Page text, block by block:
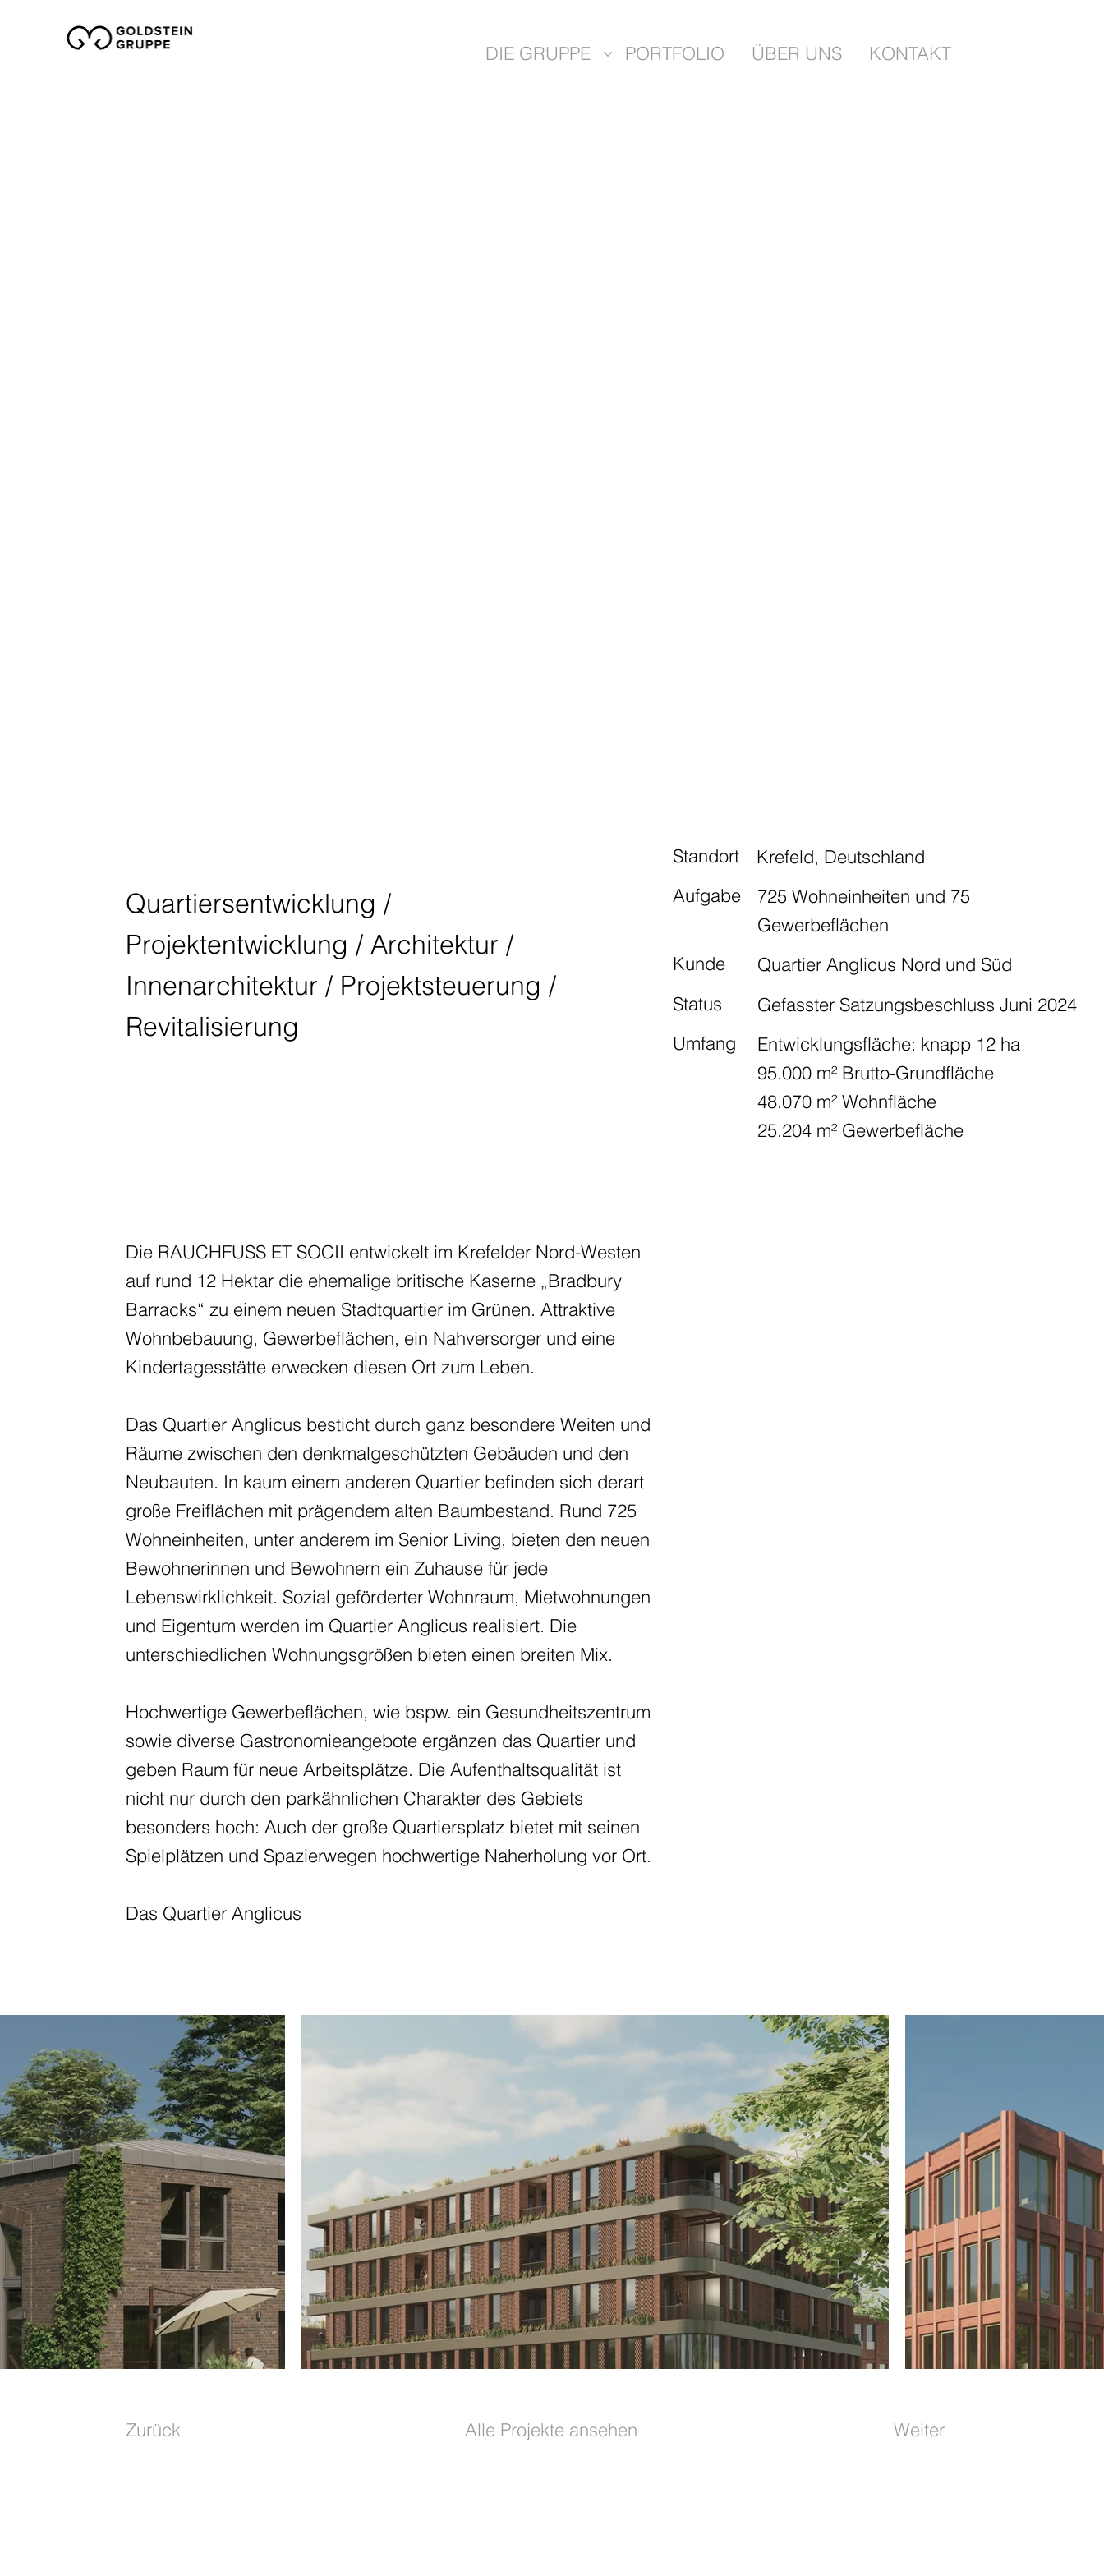
DIE GRUPPE PORTFOLIO ÜBER UNS KONTAKT
Quartiersentwicklung /
Projektentwicklung / Architektur /
Innenarchitektur / Projektsteuerung /
Revitalisierung
Standort
Krefeld, Deutschland
Aufgabe
725 Wohneinheiten und 75
Gewerbeflächen
Kunde
Quartier Anglicus Nord und Süd
Status
Gefasster Satzungsbeschluss Juni 2024
Umfang
Entwicklungsfläche: knapp 12 ha
95.000 m² Brutto-Grundfläche
48.070 m² Wohnfläche
25.204 m² Gewerbefläche
Die RAUCHFUSS ET SOCII entwickelt im Krefelder Nord-Westen
auf rund 12 Hektar die ehemalige britische Kaserne „Bradbury
Barracks“ zu einem neuen Stadtquartier im Grünen. Attraktive
Wohnbebauung, Gewerbeflächen, ein Nahversorger und eine
Kindertagesstätte erwecken diesen Ort zum Leben.
Das Quartier Anglicus besticht durch ganz besondere Weiten und
Räume zwischen den denkmalgeschützten Gebäuden und den
Neubauten. In kaum einem anderen Quartier befinden sich derart
große Freiflächen mit prägendem alten Baumbestand. Rund 725
Wohneinheiten, unter anderem im Senior Living, bieten den neuen
Bewohnerinnen und Bewohnern ein Zuhause für jede
Lebenswirklichkeit. Sozial geförderter Wohnraum, Mietwohnungen
und Eigentum werden im Quartier Anglicus realisiert. Die
unterschiedlichen Wohnungsgrößen bieten einen breiten Mix.
Hochwertige Gewerbeflächen, wie bspw. ein Gesundheitszentrum
sowie diverse Gastronomieangebote ergänzen das Quartier und
geben Raum für neue Arbeitsplätze. Die Aufenthaltsqualität ist
nicht nur durch den parkähnlichen Charakter des Gebiets
besonders hoch: Auch der große Quartiersplatz bietet mit seinen
Spielplätzen und Spazierwegen hochwertige Naherholung vor Ort.
Das Quartier Anglicus
Zurück Alle Projekte ansehen Weiter